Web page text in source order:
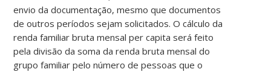
envio da documentação, mesmo que documentos
de outros períodos sejam solicitados. O cálculo da
renda familiar bruta mensal per capita será feito
pela divisão da soma da renda bruta mensal do
grupo familiar pelo número de pessoas que o